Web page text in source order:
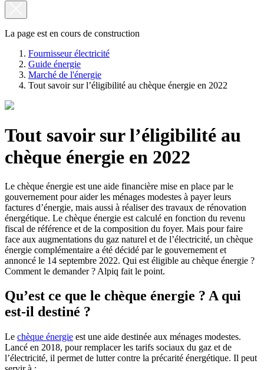
La page est en cours de construction
Fournisseur électricité
Guide énergie
Marché de l'énergie
Tout savoir sur l’éligibilité au chèque énergie en 2022
Tout savoir sur l’éligibilité au
chèque énergie en 2022
Le chèque énergie est une aide financière mise en place par le
gouvernement pour aider les ménages modestes à payer leurs
factures d’énergie, mais aussi à réaliser des travaux de rénovation
énergétique. Le chèque énergie est calculé en fonction du revenu
fiscal de référence et de la composition du foyer. Mais pour faire
face aux augmentations du gaz naturel et de l’électricité, un chèque
énergie complémentaire a été décidé par le gouvernement et
annoncé le 14 septembre 2022. Qui est éligible au chèque énergie ?
Comment le demander ? Alpiq fait le point.
Qu’est ce que le chèque énergie ? A qui
est-il destiné ?
Le chèque énergie est une aide destinée aux ménages modestes.
Lancé en 2018, pour remplacer les tarifs sociaux du gaz et de
l’électricité, il permet de lutter contre la précarité énergétique. Il peut